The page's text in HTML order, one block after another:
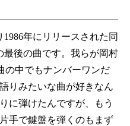
年にリリースされた同
最後の曲です。我らが岡村
の中でもナンバーワンだ
りみたいな曲が好きなん
に弾けたんですが、もう
手で鍵盤を弾くのもまず